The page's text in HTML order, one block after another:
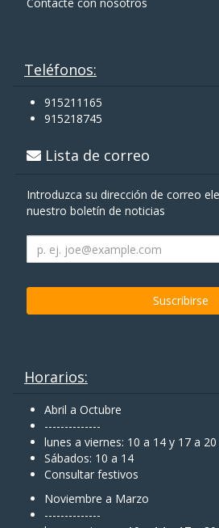
Teléfonos:
915211165
915218745
Lista de correo
Introduzca su dirección de correo
nuestro boletín de noticias
Horarios:
Abril a Octubre
--------------
lunes a viernes: 10 a 14 y 17 a 20
Sábados: 10 a 14
Consultar festivos
Noviembre a Marzo
--------------